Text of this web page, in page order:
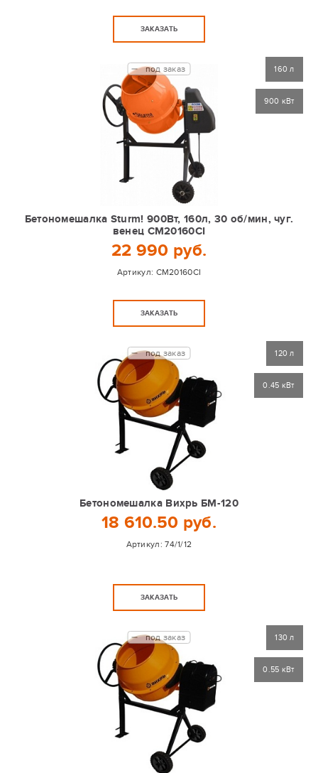
ЗАКАЗАТЬ
Бетономешалка Sturm! 900Вт, 160л, 30 об/мин, чуг.
венец CM20160CI
22 990 руб.
Артикул: CM20160CI
под заказ
ЗАКАЗАТЬ
160 л
900 кВт
Бетономешалка Вихрь БМ-120
18 610.50 руб.
Артикул:74/1/12
под заказ
ЗАКАЗАТЬ
120 л
0.45 кВт
под заказ 130 л
0.55 кВт